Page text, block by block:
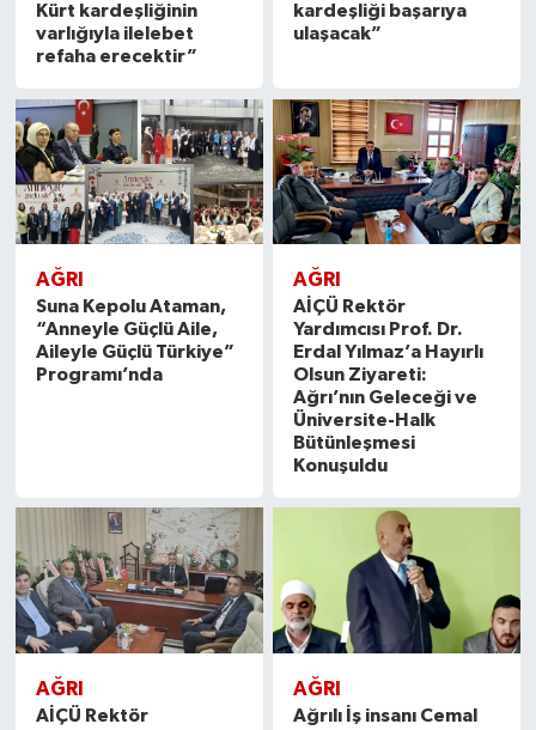
Kürt kardeşliğinin
varlığıyla ilelebet
refaha erecektir”
kardeşliği başarıya
ulaşacak”
AĞRI
Suna Kepolu Ataman,
“Anneyle Güçlü Aile,
Aileyle Güçlü Türkiye”
Programı’nda
AĞRI
AİÇÜ Rektör
Yardımcısı Prof. Dr.
Erdal Yılmaz’a Hayırlı
Olsun Ziyareti:
Ağrı’nın Geleceği ve
Üniversite-Halk
Bütünleşmesi
Konuşuldu
AĞRI
AİÇÜ Rektör
AĞRI
Ağrılı İş insanı Cemal